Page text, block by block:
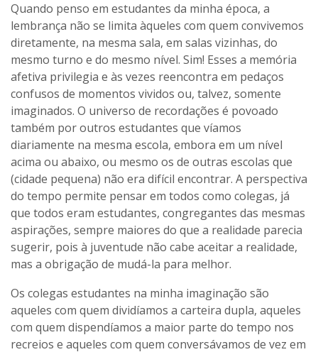
Quando penso em estudantes da minha época, a
lembrança não se limita àqueles com quem convivemos
diretamente, na mesma sala, em salas vizinhas, do
mesmo turno e do mesmo nível. Sim! Esses a memória
afetiva privilegia e às vezes reencontra em pedaços
confusos de momentos vividos ou, talvez, somente
imaginados. O universo de recordações é povoado
também por outros estudantes que víamos
diariamente na mesma escola, embora em um nível
acima ou abaixo, ou mesmo os de outras escolas que
(cidade pequena) não era difícil encontrar. A perspectiva
do tempo permite pensar em todos como colegas, já
que todos eram estudantes, congregantes das mesmas
aspirações, sempre maiores do que a realidade parecia
sugerir, pois à juventude não cabe aceitar a realidade,
mas a obrigação de mudá-la para melhor.
Os colegas estudantes na minha imaginação são
aqueles com quem dividíamos a carteira dupla, aqueles
com quem dispendíamos a maior parte do tempo nos
recreios e aqueles com quem conversávamos de vez em